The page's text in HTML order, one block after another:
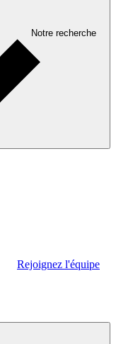
Notre recherche
Rejoignez l'équipe